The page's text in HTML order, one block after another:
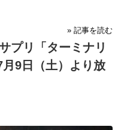
» 記事を読む
プリ「ターミナリ
9日（土）より放